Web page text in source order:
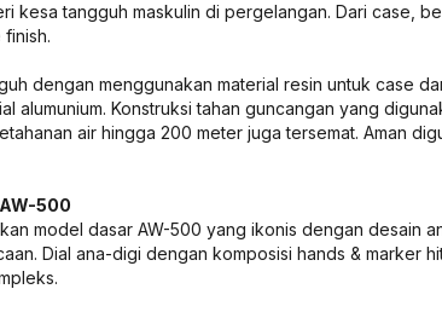
kesa tangguh maskulin di pergelangan. Dari case,
dengan menggunakan material resin untuk case
alumunium. Konstruksi tahan guncangan yang
air hingga 200 meter juga tersemat. Aman
AW-500
model dasar AW-500 yang ikonis dengan desain
Dial ana-digi dengan komposisi hands & marker